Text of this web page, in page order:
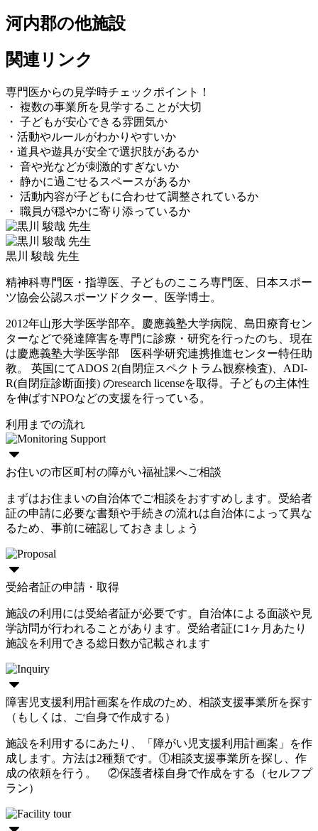
河内郡の他施設
関連リンク
専門医からの見学時チェックポイント！
・ 複数の事業所を見学することが大切
・ 子どもが安心できる雰囲気か
・活動やルールがわかりやすいか
・道具や遊具が安全で選択肢があるか
・ 音や光などが刺激的すぎないか
・ 静かに過ごせるスペースがあるか
・ 活動内容が子どもに合わせて調整されているか
・ 職員が穏やかに寄り添っているか
黒川 駿哉 先生
精神科専門医・指導医、子どものこころ専門医、日本スポー
ツ協会公認スポーツドクター、医学博士。
2012年山形大学医学部卒。慶應義塾大学病院、島田療育セン
ターなどで発達障害を専門に診療・研究を行ったのち、現在
は慶應義塾大学医学部 医科学研究連携推進センター特任助
教。 英国にてADOS 2(自閉症スペクトラム観察検査)、ADI-
R(自閉症診断面接) のresearch licenseを取得。子どもの主体性
を伸ばすNPOなどの支援を行っている。
利用までの流れ
お住いの市区町村の障がい福祉課へご相談
まずはお住まいの自治体でご相談をおすすめします。受給者
証の申請に必要な書類や手続きの流れは自治体によって異な
るため、事前に確認しておきましょう
受給者証の申請・取得
施設の利用には受給者証が必要です。自治体による面談や見
学訪問が行われることがあります。受給者証に1ヶ月あたり
施設を利用できる総日数が記載されます
障害児支援利用計画案を作成のため、相談支援事業所を探す
（もしくは、ご自身で作成する）
施設を利用するにあたり、「障がい児支援利用計画案」を作
成します。方法は2種類です。①相談支援事業所を探し、作
成の依頼を行う。 ②保護者様自身で作成をする（セルフプ
ラン）